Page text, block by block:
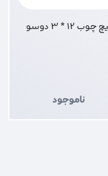
چوب 12 * 3 دوسو
ناموجود